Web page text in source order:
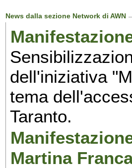
News dalla sezione Network di AWN
dell'iniziativa
tema
Taranto.
Martina